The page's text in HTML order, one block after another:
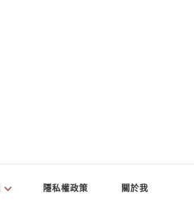
隱私權政策 關於我